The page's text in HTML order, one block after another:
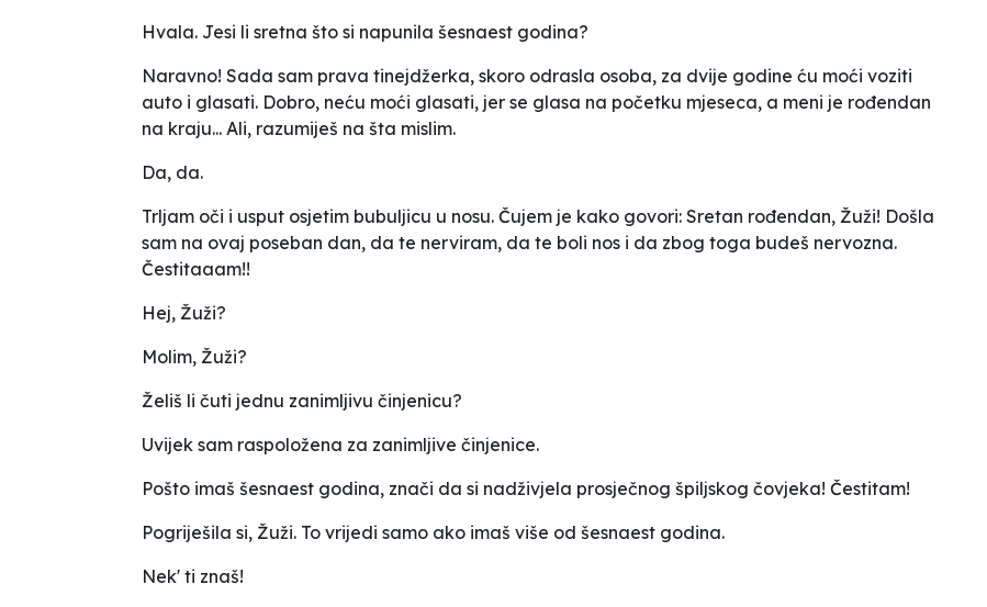
Hvala. Jesi li sretna što si napunila šesnaest godina?
Naravno! Sada sam prava tinejdžerka, skoro odrasla osoba, za dvije godine ću moći voziti
auto i glasati. Dobro, neću moći glasati, jer se glasa na početku mjeseca, a meni je rođendan
na kraju... Ali, razumiješ na šta mislim.
Da, da.
Trljam oči i usput osjetim bubuljicu u nosu. Čujem je kako govori: Sretan rođendan, Žuži! Došla
sam na ovaj poseban dan, da te nerviram, da te boli nos i da zbog toga budeš nervozna.
Čestitaaam!!
Hej, Žuži?
Molim, Žuži?
Želiš li čuti jednu zanimljivu činjenicu?
Uvijek sam raspoložena za zanimljive činjenice.
Pošto imaš šesnaest godina, znači da si nadživjela prosječnog špiljskog čovjeka! Čestitam!
Pogriješila si, Žuži. To vrijedi samo ako imaš više od šesnaest godina.
Nek' ti znaš!